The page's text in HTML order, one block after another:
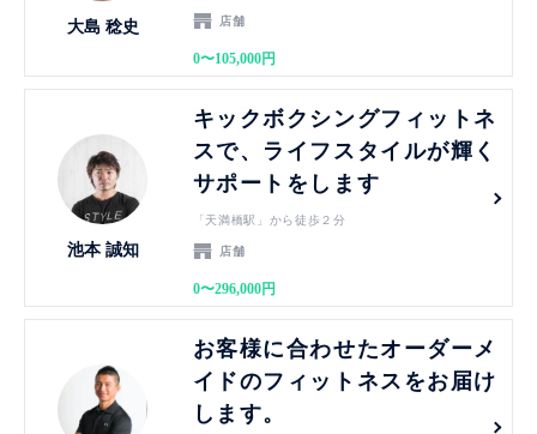
大島 稔史
店舗
0〜105,000円
池本 誠知
キックボクシングフィットネ
スで、ライフスタイルが輝く
サポートをします
「天満橋駅」から徒歩２分
店舗
0〜296,000円
お客様に合わせたオーダーメ
イドのフィットネスをお届け
します。